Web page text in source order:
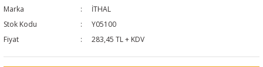
Marka
İTHAL
Stok Kodu
Y05100
Fiyat
283,45 TL + KDV